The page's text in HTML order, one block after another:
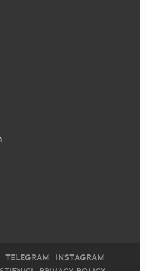
TELEGRAM
INSTAGRAM